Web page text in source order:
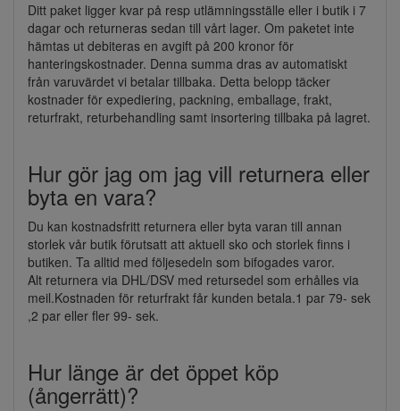
Ditt paket ligger kvar på resp utlämningsställe eller i butik i 7
dagar och returneras sedan till vårt lager. Om paketet inte
hämtas ut debiteras en avgift på 200 kronor för
hanteringskostnader. Denna summa dras av automatiskt
från varuvärdet vi betalar tillbaka. Detta belopp täcker
kostnader för expediering, packning, emballage, frakt,
returfrakt, returbehandling samt insortering tillbaka på lagret.
Hur gör jag om jag vill returnera eller
byta en vara?
Du kan kostnadsfritt returnera eller byta varan till annan
storlek vår butik förutsatt att aktuell sko och storlek finns i
butiken. Ta alltid med följesedeln som bifogades varor.
Alt returnera via DHL/DSV med retursedel som erhålles via
meil.Kostnaden för returfrakt får kunden betala.1 par 79- sek
,2 par eller fler 99- sek.
Hur länge är det öppet köp
(ångerrätt)?